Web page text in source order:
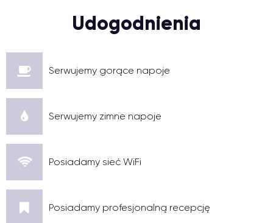
Udogodnienia
Serwujemy gorące napoje
Serwujemy zimne napoje
Posiadamy sieć WiFi
Posiadamy profesjonalną recepcję